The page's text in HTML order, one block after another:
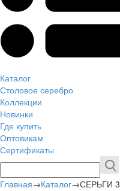
Каталог
Столовое серебро
Коллекции
Новинки
Где купить
Оптовикам
Сертификаты
Главная→Каталог→СЕРЬГИ